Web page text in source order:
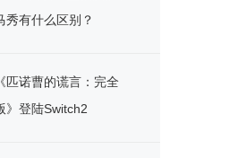
秀有什么区别？
《匹诺曹的谎言：完全
》登陆Switch2